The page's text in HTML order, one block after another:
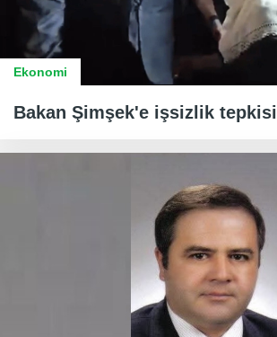
Ekonomi
Bakan Şimşek'e işsizlik tepkisi